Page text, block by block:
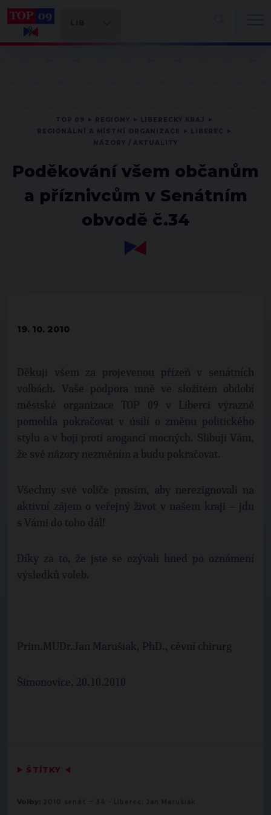
Poděkování všem občanům
a příznivcům v Senátním
obvodě č.34
19. 10. 2010
Děkuji všem za projevenou přízeň v senátních
volbách. Vaše podpora mně ve složitém období
městské organizace TOP 09 v Liberci výrazně
pomohla pokračovat v úsilí o změnu politického
stylu a v boji proti aroganci mocných. Slibuji Vám,
že své názory nezměním a budu pokračovat.
Všechny své voliče prosím, aby nerezignovali na
aktivní zájem o veřejný život v našem kraji – jdu
s Vámi do toho dál!
Díky za to, že jste se ozývali hned po oznámení
výsledků voleb.
Prim.MUDr.Jan Marušiak, PhD., cévní chirurg
Šimonovice, 20.10.2010
▶ ŠTÍTKY ◀
Volby: 2010 senát - 34 - Liberec: Jan Marušiak